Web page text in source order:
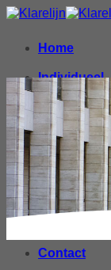
Home
Individueel
Groepen
Rondritten
Scholen
Nieuws
Contact